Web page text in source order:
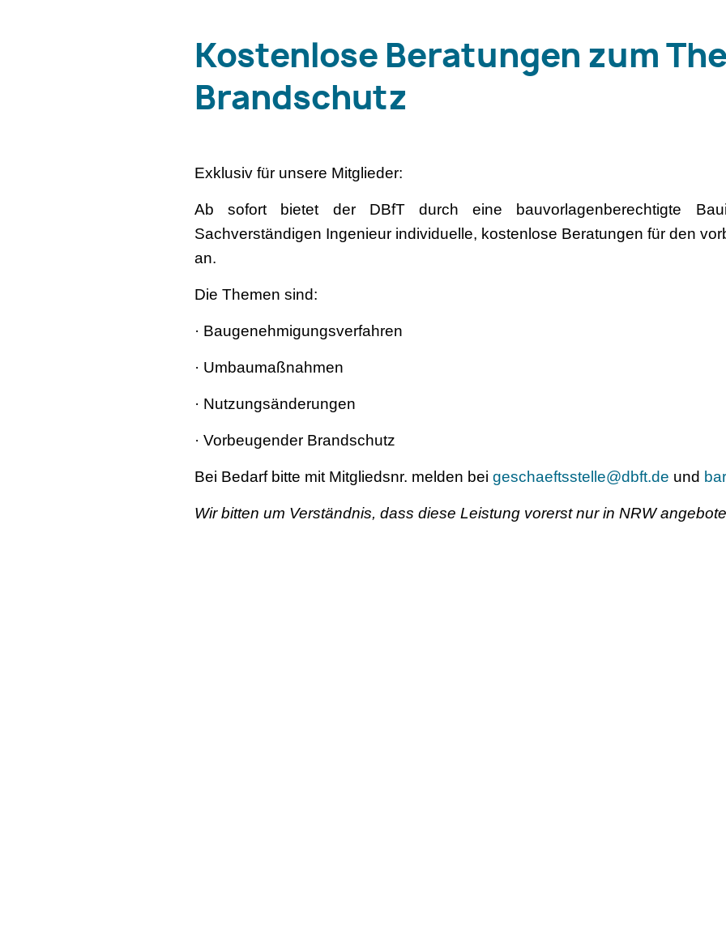
Kostenlose Beratungen zum
Brandschutz
Exklusiv für unsere Mitglieder:
Ab sofort bietet der DBfT durch eine bauvorlagenberechtigte
Sachverständigen Ingenieur individuelle, kostenlose Beratungen für den
an.
Die Themen sind:
· Baugenehmigungsverfahren
· Umbaumaßnahmen
· Nutzungsänderungen
· Vorbeugender Brandschutz
Bei Bedarf bitte mit Mitgliedsnr. melden bei geschaeftsstelle@dbft.de und
Wir bitten um Verständnis, dass diese Leistung vorerst nur in NRW